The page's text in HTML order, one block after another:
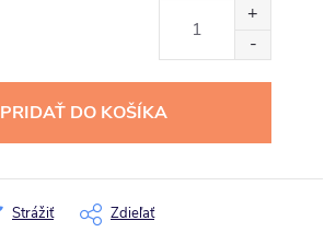
PRIDAŤ DO KOŠÍKA
Strážiť Zdieľať